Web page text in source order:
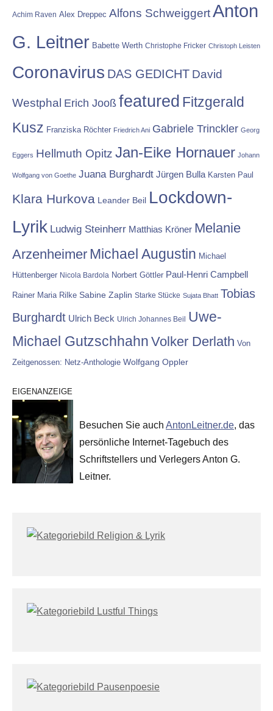
Achim Raven Alex Dreppec Alfons SchweiggertAnton
G. Leitner Babette Werth Christophe Fricker Christoph Leisten
Coronavirus DAS GEDICHT David
Westphal Erich Jooß featured Fitzgerald
Kusz Franziska Röchter Friedrich Ani Gabriele Trinckler Georg
Eggers Hellmuth Opitz Jan-Eike Hornauer Johann
Wolfgang von Goethe Juana Burghardt Jürgen Bulla Karsten Paul
Klara Hurkova Leander Beil Lockdown-
Lyrik Ludwig Steinherr Matthias Kröner Melanie
Arzenheimer Michael Augustin Michael
Hüttenberger Nicola Bardola Norbert Göttler Paul-Henri Campbell
Rainer Maria Rilke Sabine Zaplin Starke Stücke Sujata Bhatt Tobias
Burghardt Ulrich Beck Ulrich Johannes Beil
Uwe-
Michael Gutzschhahn Volker Derlath Von
Zeitgenossen: Netz-Anthologie Wolfgang Oppler
EIGENANZEIGE
Besuchen Sie auch AntonLeitner.de, das
persönliche Internet-Tagebuch des
Schriftstellers und Verlegers Anton G.
Leitner.